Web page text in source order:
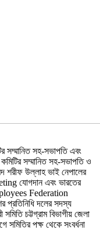
সম্মানিত সহ-সভাপতি এবং
কমিটির সম্মানিত সহ-সভাপতি ও
শরীফ উল্লাহ ভাই নেপালের
যোগদান এবং ভারতের
Federation
প্রতিনিধি দলের সদস্য
চট্টগ্রাম বিভাগীয় জেলা
সমিতির পক্ষ থেকে সংবর্ধনা